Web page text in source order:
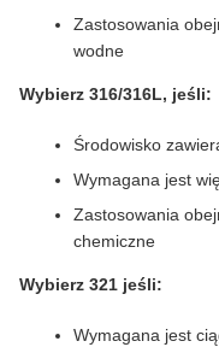
Zastosowania
wodne
Wybierz 316/316L, jeśli:
Środowisko
Wymagana jest
Zastosowania
chemiczne
Wybierz 321 jeśli:
Wymagana jest